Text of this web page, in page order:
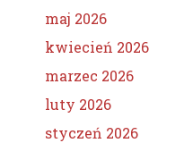
maj 2026
kwiecień 2026
marzec 2026
luty 2026
styczeń 2026